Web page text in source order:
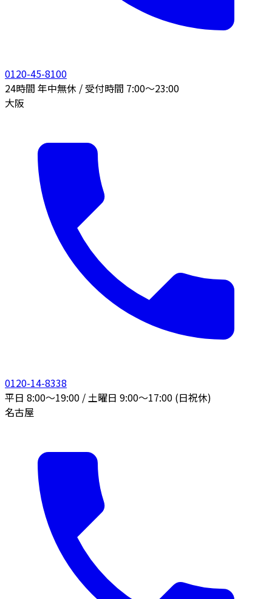
0120-45-8100
24時間 年中無休 / 受付時間 7:00〜23:00
大阪
0120-14-8338
平日 8:00〜19:00 / 土曜日 9:00〜17:00 (日祝休)
名古屋